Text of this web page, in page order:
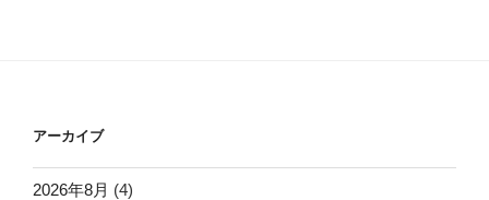
アーカイブ
2026年8月 (4)